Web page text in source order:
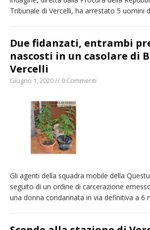
Tribunale di Vercelli, ha arrestato 5 uomini
Due fidanzati, entrambi
nascosti in un casolare di
Vercelli
Giugno 1, 2020 // 0 Commenti
Gli agenti della squadra mobile della
seguito di un ordine di carcerazione
una donna condannata in via definitiva a 6